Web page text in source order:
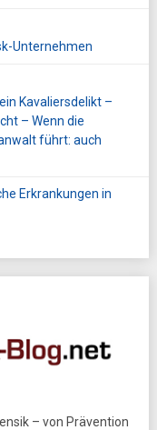
Unternehmen
Kavaliersdelikt –
– Wenn die
führt: auch
Erkrankungen in
– von Prävention